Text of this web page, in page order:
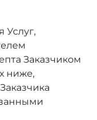
Услуг,
Заказчиком
ниже,